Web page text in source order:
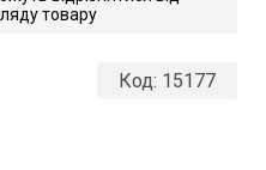
товару
Код: 15177